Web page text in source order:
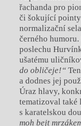
řachanda pro
či šokující
normalizační
černého
poslechu
ušatému
do obličeje!“
a dodnes jej
Úraz hlavy,
tematizoval také
s karatelskou
moh bejt